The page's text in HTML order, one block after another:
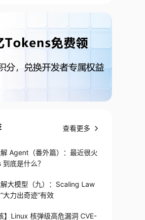
查看更多
Agent（番外篇）：最近很火
底是什么？
大模型（九）：Scaling Law
力出奇迹”有效
】Linux 核弹级高危漏洞 CVE-